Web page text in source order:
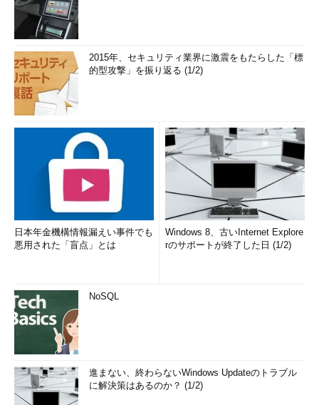
2015年、セキュリティ業界に激震をもたらした「標
的型攻撃」を振り返る (1/2)
日本年金機構情報漏えい事件でも
悪用された「盲点」とは
Windows 8、古いInternet Explore
rのサポートが終了した日 (1/2)
NoSQL
進まない、終わらないWindows Updateのトラブル
に解決策はあるのか？ (1/2)